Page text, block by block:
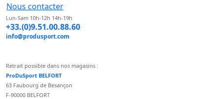
Nous contacter
Lun-Sam 10h-12h 14h-19h
+33.(0)9.51.00.88.60
info@produsport.com
Retrait possible dans nos magasins :
ProDuSport BELFORT
63 Faubourg de Besançon
F-90000 BELFORT